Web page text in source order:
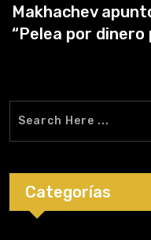
Makhachev
“Pelea por dinero
Categorías